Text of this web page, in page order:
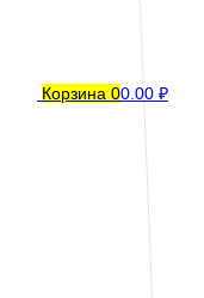
Корзина 00.00 ₽